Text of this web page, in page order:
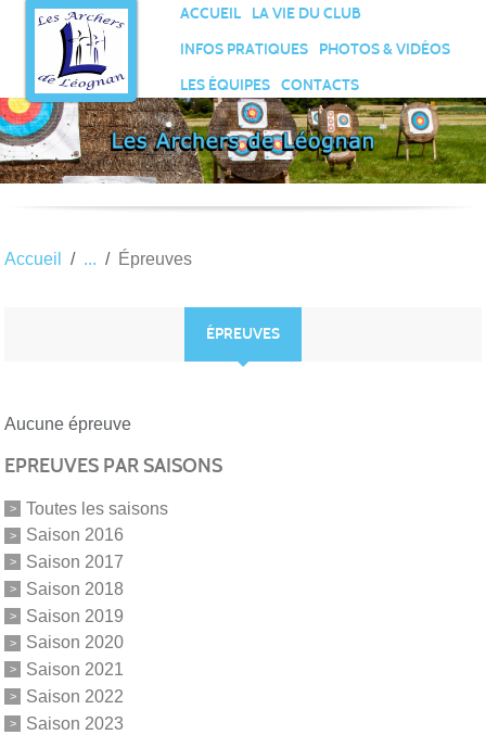
ACCUEIL
LA VIE DU CLUB
INFOS PRATIQUES
PHOTOS & VIDÉOS
LES ÉQUIPES
CONTACTS
Accueil Épreuves
ÉPREUVES
Aucune épreuve
EPREUVES PAR SAISONS
Toutes les saisons
Saison 2016
Saison 2017
Saison 2018
Saison 2019
Saison 2020
Saison 2021
Saison 2022
Saison 2023
Panneau de gestion des cookies